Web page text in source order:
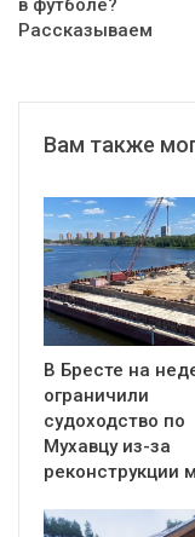
в футболе?
Рассказываем
Вам также
В Бресте на
ограничили
судоходство по
Мухавцу из-за
реконструкции